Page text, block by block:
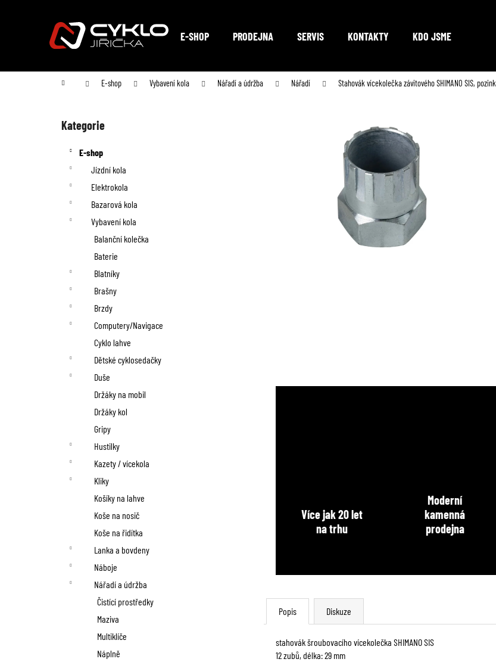
E-SHOP PRODEJNA SERVIS KONTAKTY KDO JSME
Domů E-shop Vybavení kola Nářadí a údržba Nářadí Stahovák vícekolečka závitového SHIMANO SIS, pozink
Přeskočit
Kategorie
E-shop
Jízdní kola
Elektrokola
Bazarová kola
Vybavení kola
Balanční kolečka
Baterie
Blatníky
Brašny
Brzdy
Computery/Navigace
Cyklo lahve
Dětské cyklosedačky
Duše
Držáky na mobil
Držáky kol
Gripy
Hustilky
Kazety / vícekola
Kliky
Košíky na lahve
Koše na nosič
Koše na řidítka
Lanka a bovdeny
Náboje
Nářadí a údržba
Čistící prostředky
Maziva
Multiklíče
Náplně
Více jak 20 let
na trhu
Moderní
kamenná
prodejna
Popis Diskuze
stahovák šroubovacího vícekolečka SHIMANO SIS
12 zubů, délka: 29 mm
Zpět
Zpět
Co potřebujete najít?
HLEDAT
Doporučujeme